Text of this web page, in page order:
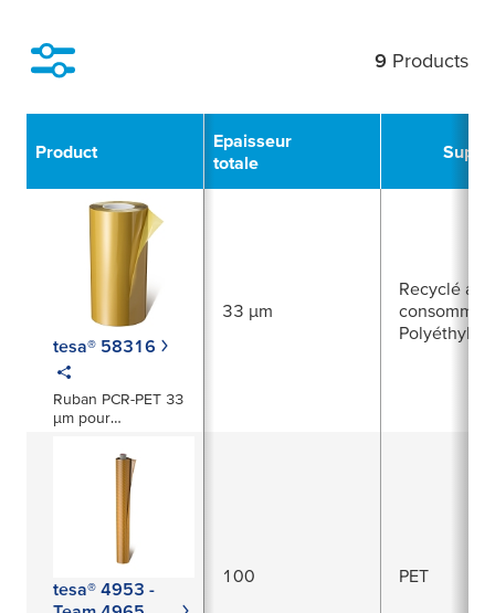
9 Products
Product
Epaisseur
totale
tesa® 58316
Ruban PCR-PET 33
µm pour
33 µm
Recyclé
tesa® 4953 -
100 PET